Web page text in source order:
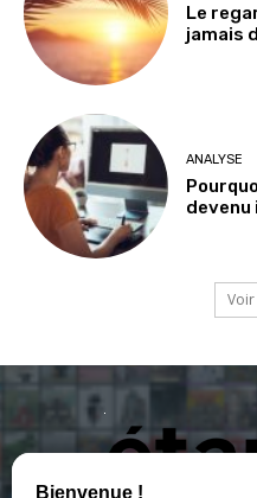
Le
jamais
ANALYSE
devenu